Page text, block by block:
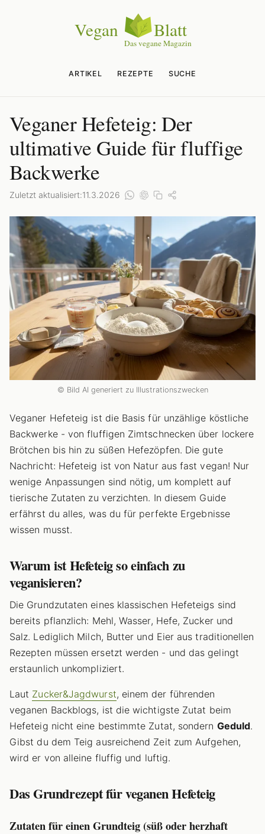
ARTIKEL REZEPTE SUCHE
Veganer Hefeteig: Der
ultimative Guide für fluffige
Backwerke
Zuletzt aktualisiert:11.3.2026
© Bild AI generiert zu Illustrationszwecken
Veganer Hefeteig ist die Basis für unzählige köstliche
Backwerke - von fluffigen Zimtschnecken über lockere
Brötchen bis hin zu süßen Hefezöpfen. Die gute
Nachricht: Hefeteig ist von Natur aus fast vegan! Nur
wenige Anpassungen sind nötig, um komplett auf
tierische Zutaten zu verzichten. In diesem Guide
erfährst du alles, was du für perfekte Ergebnisse
wissen musst.
Warum ist Hefeteig so einfach zu
veganisieren?
Die Grundzutaten eines klassischen Hefeteigs sind
bereits pflanzlich: Mehl, Wasser, Hefe, Zucker und
Salz. Lediglich Milch, Butter und Eier aus traditionellen
Rezepten müssen ersetzt werden - und das gelingt
erstaunlich unkompliziert.
Laut Zucker&Jagdwurst, einem der führenden
veganen Backblogs, ist die wichtigste Zutat beim
Hefeteig nicht eine bestimmte Zutat, sondern Geduld.
Gibst du dem Teig ausreichend Zeit zum Aufgehen,
wird er von alleine fluffig und luftig.
Das Grundrezept für veganen Hefeteig
Zutaten für einen Grundteig (süß oder herzhaft